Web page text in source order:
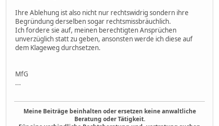
Ihre Ablehung ist also nicht nur rechtswidrig sondern ihre
Begründung derselben sogar rechtsmissbräuchlich.
Ich fordere sie auf, meinen berechtigten Ansprüchen
unverzüglich statt zu geben, ansonsten werde ich diese auf
dem Klageweg durchsetzen.
MfG
...
Meine Beiträge beinhalten oder ersetzen keine anwaltliche
Beratung oder Tätigkeit.